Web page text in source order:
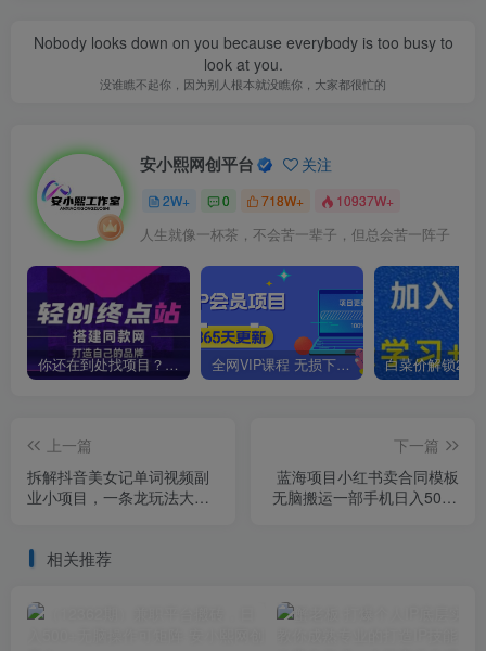
Nobody looks down on you because everybody is too busy to
look at you.
没谁瞧不起你，因为别人根本就没瞧你，大家都很忙的
安小熙网创平台 关注
2W+ 0 718W+ 10937W+
人生就像一杯茶，不会苦一辈子，但总会苦一阵子
你还在到处找项目？还在当韭菜？我靠卖项目一个月收入5万+，曾经我也是个失败者。 全网VIP课程 无损下载~
上一篇
拆解抖音美女记单词视频副
业小项目，一条龙玩法大解
下一篇
蓝海项目小红书卖合同模板
无脑搬运一部手机日入500+
相关推荐